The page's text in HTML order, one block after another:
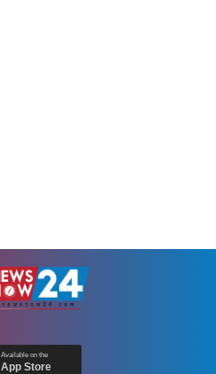
Available on the
App Store